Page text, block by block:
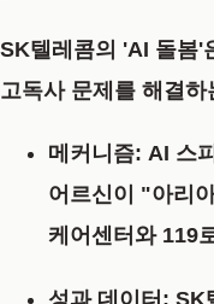
SK텔레콤의 'AI 돌봄'
고독사 문제를 해결
메커니즘: AI 스
어르신이 "아리
케어센터와 119
성과 데이터: SK